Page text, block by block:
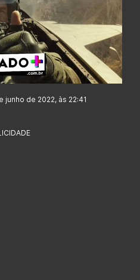
junho de 2022, às 22:41